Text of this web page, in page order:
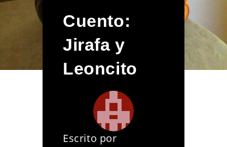
Cuento:
Jirafa y
Leoncito
Escrito por